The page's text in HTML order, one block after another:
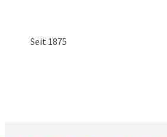
Seit 1875